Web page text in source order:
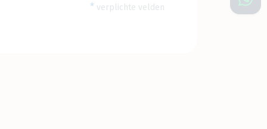
* verplichte velden